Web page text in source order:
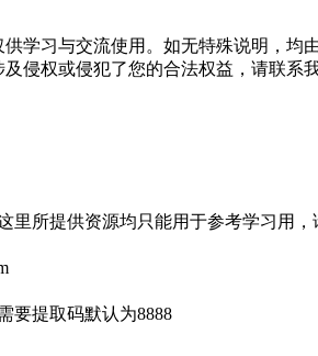
学习与交流使用。如无特殊说明，
侵权或侵犯了您的合法权益，请联系我
里所提供资源均只能用于参考学习用
要提取码默认为8888